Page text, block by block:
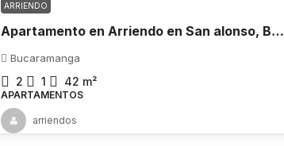
ARRIENDO
Apartamento en Arriendo en San alonso, Bucaramanga
Bucaramanga
2 1 42 m²
APARTAMENTOS
arriendos